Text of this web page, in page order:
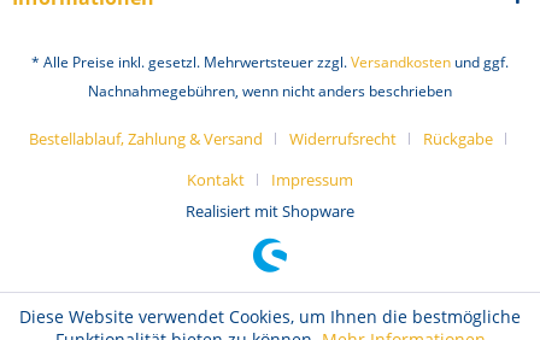
* Alle Preise inkl. gesetzl. Mehrwertsteuer zzgl.Versandkosten und ggf.
Nachnahmegebühren, wenn nicht anders beschrieben
Bestellablauf, Zahlung & Versand Widerrufsrecht
Rückgabe
Kontakt
Impressum
Realisiert mit Shopware
Diese Website verwendet Cookies, um Ihnen die bestmögliche